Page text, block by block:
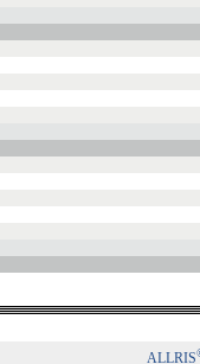
ALLRIS